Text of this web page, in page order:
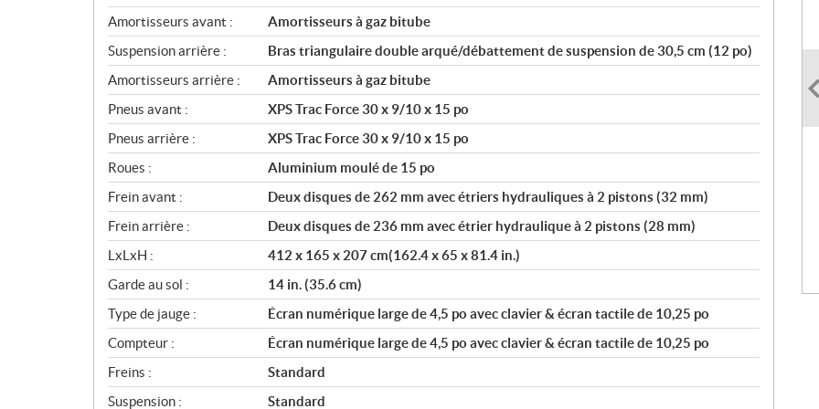
Amortisseurs avant :
Amortisseurs à gaz bitube
Suspension arrière :
Bras triangulaire double arqué/débattement de suspension de 30,5 cm (12 po)
Amortisseurs arrière :
Amortisseurs à gaz bitube
Pneus avant :
XPS Trac Force 30 x 9/10 x 15 po
Pneus arrière :
XPS Trac Force 30 x 9/10 x 15 po
Roues :
Aluminium moulé de 15 po
Frein avant :
Deux disques de 262 mm avec étriers hydrauliques à 2 pistons (32 mm)
Frein arrière :
Deux disques de 236 mm avec étrier hydraulique à 2 pistons (28 mm)
LxLxH :
412 x 165 x 207 cm(162.4 x 65 x 81.4 in.)
Garde au sol :
14 in. (35.6 cm)
Type de jauge :
Écran numérique large de 4,5 po avec clavier & écran tactile de 10,25 po
Compteur :
Écran numérique large de 4,5 po avec clavier & écran tactile de 10,25 po
Freins :
Standard
Suspension :
Standard